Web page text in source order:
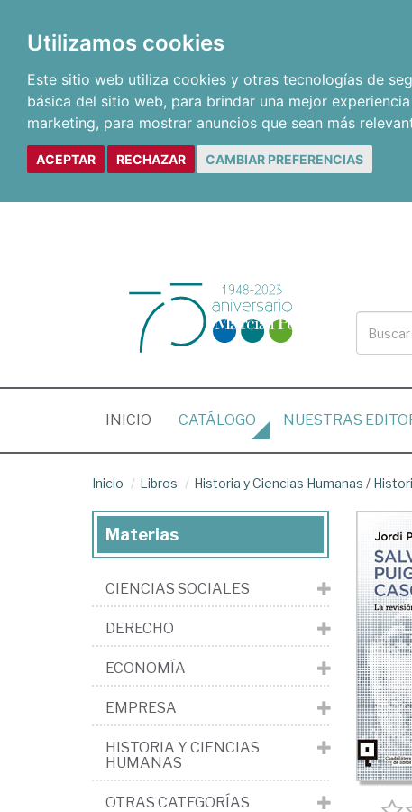
Utilizamos cookies
Este sitio web utiliza cookies y otras tecnologías de
básica del sitio web, para brindar una mejor
marketing, para mostrar anuncios que sean más
ACEPTAR RECHAZAR CAMBIAR PREFERENCIAS
INICIO (CURRENT)
CATÁLOGO NUESTRAS
Inicio Libros Historia y Ciencias Humanas /
Materias
CIENCIAS SOCIALES
DERECHO
ECONOMÍA
EMPRESA
HISTORIA Y CIENCIAS
HUMANAS
OTRAS CATEGORÍAS